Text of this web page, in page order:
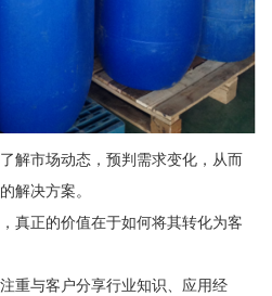
解市场动态，预判需求变化，从而
解决方案。
真正的价值在于如何将其转化为客
重与客户分享行业知识、应用经